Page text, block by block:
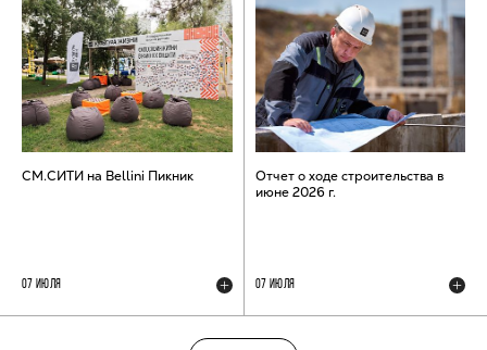
СМ.СИТИ на Bellini Пикник
07 ИЮЛЯ
Отчет о ходе строительства в
июне 2026 г.
07 ИЮЛЯ